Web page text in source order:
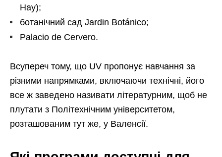
Нау);
ботанічний сад Jardin Botánico;
Palacio de Cervero.
Всупереч тому, що UV пропонує навчання за
різними напрямками, включаючи технічні, його
все ж заведено називати літературним, щоб не
плутати з Політехнічним університетом,
розташованим тут же, у Валенсії.